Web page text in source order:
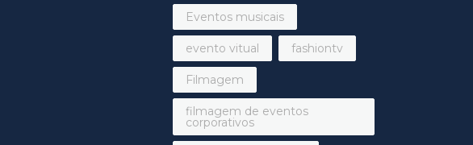
Eventos musicais
evento vitual fashiontv
Filmagem
filmagem de eventos
corporativos